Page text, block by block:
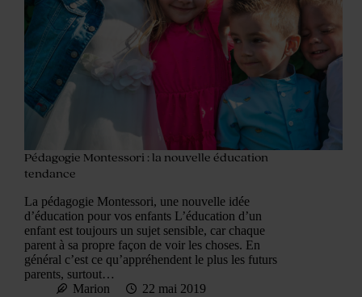
Pédagogie Montessori : la nouvelle éducation
tendance
La pédagogie Montessori, une nouvelle idée
d’éducation pour vos enfants L’éducation d’un
enfant est toujours un sujet sensible, car chaque
parent à sa propre façon de voir les choses. En
général c’est ce qu’appréhendent le plus les futurs
parents, surtout…
Marion
22 mai 2019